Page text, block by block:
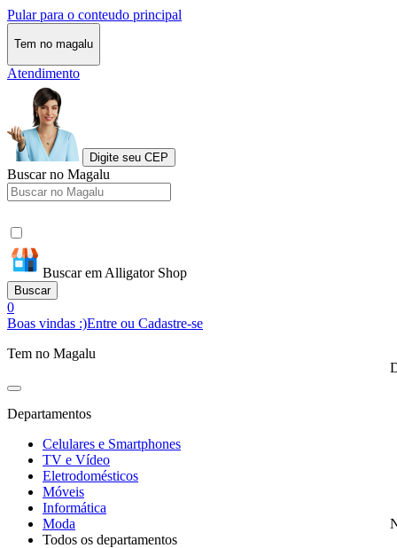
Pular para o conteudo principal
Tem no magalu
Atendimento
Digite seu CEP
Buscar no Magalu
Buscar em Alligator Shop
Buscar
0
Boas vindas :)Entre ou Cadastre-se
Tem no Magalu
Departamentos
Celulares e Smartphones
TV e Vídeo
Eletrodomésticos
Móveis
Informática
Moda
Todos os departamentos